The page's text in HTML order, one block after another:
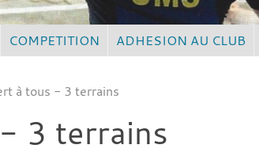
COMPETITION ADHESION AU CLUB
à tous - 3 terrains
3 terrains